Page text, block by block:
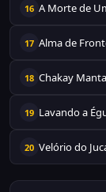
16 A Morte de
17 Alma de
18 Chakay Manta
19 Lavando a
20 Velório do